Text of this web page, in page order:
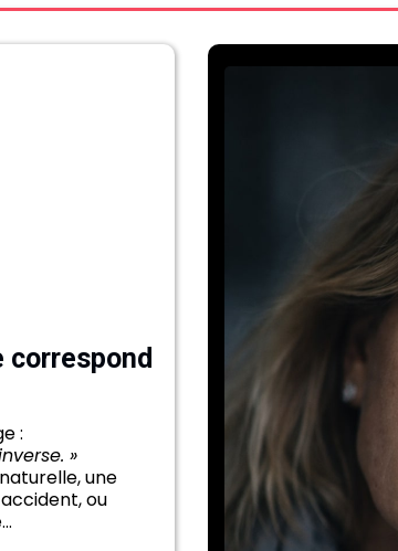
correspond
:
»
une
ou